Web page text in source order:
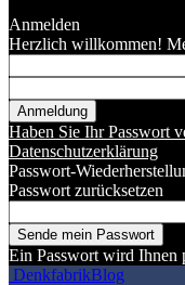
Anmelden
Herzlich willkommen!
Haben Sie Ihr Passwort
Datenschutzerklärung
Passwort-
Passwort zurücksetzen
Ein Passwort wird Ihnen
DenkfabrikBlog